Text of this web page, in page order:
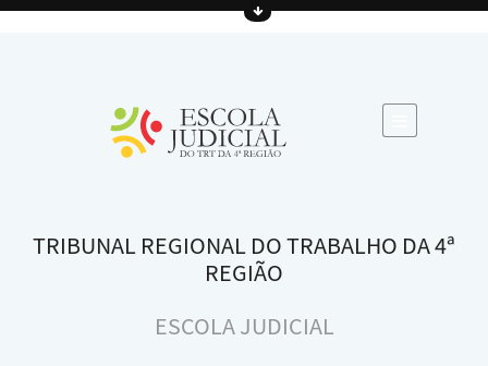
TRIBUNAL REGIONAL DO TRABALHO DA 4ª
REGIÃO
ESCOLA JUDICIAL